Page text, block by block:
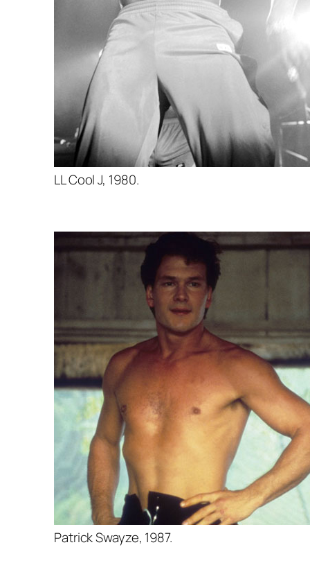
LL Cool J, 1980.
Patrick Swayze, 1987.